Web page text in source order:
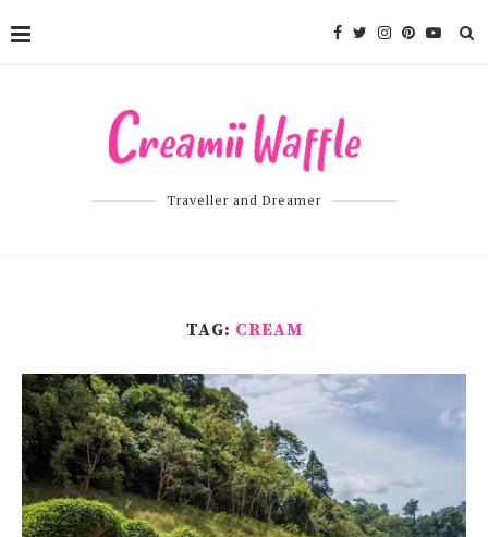
Traveller and Dreamer
TAG: CREAM